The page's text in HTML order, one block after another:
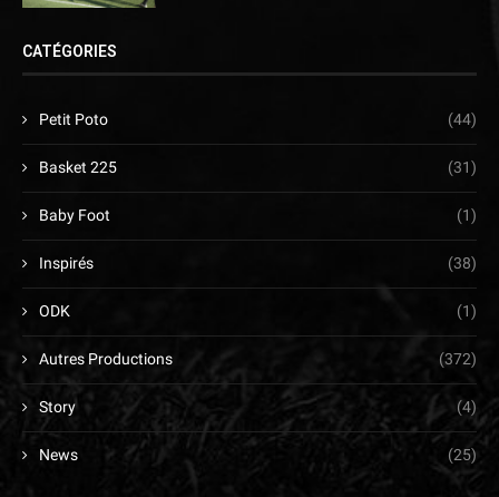
CATÉGORIES
Petit Poto (44)
Basket 225 (31)
Baby Foot (1)
Inspirés (38)
ODK (1)
Autres Productions (372)
Story (4)
News (25)